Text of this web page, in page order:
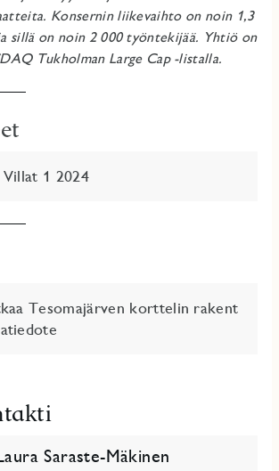
Konsernin liikevaihto on noin 1,3
sillä on noin 2 000 työntekijää. Yhtiö on
Tukholman Large Cap -listalla.
1 2024
Tesomajärven korttelin rakent
Saraste-Mäkinen